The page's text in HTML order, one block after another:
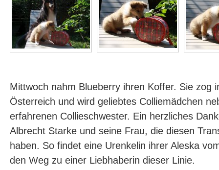
Mittwoch nahm Blueberry ihren Koffer. Sie zog
Österreich und wird geliebtes Colliemädchen
erfahrenen Collieschwester. Ein herzliches
Albrecht Starke und seine Frau, die diesen
haben. So findet eine Urenkelin ihrer Aleska
den Weg zu einer Liebhaberin dieser Linie.